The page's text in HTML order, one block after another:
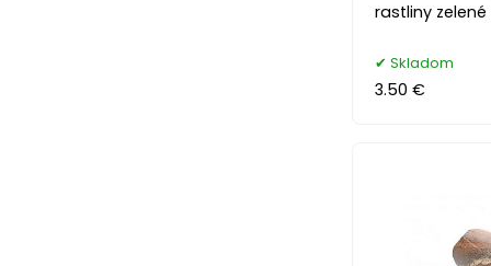
rastliny zelené
Skladom
3.50 €